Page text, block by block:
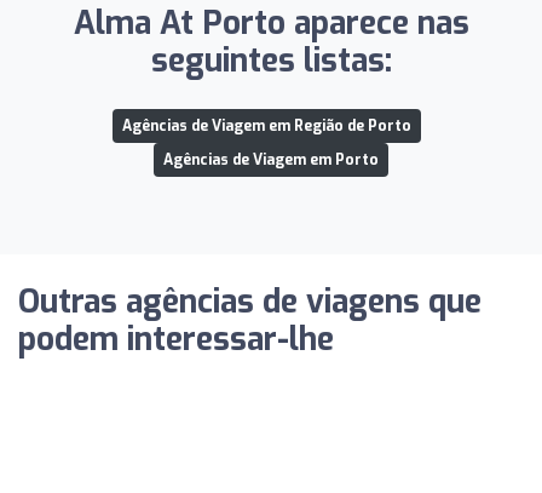
Alma At Porto aparece nas
seguintes listas:
Agências de Viagem em Região de Porto
Agências de Viagem em Porto
Outras agências de viagens que
podem interessar-lhe